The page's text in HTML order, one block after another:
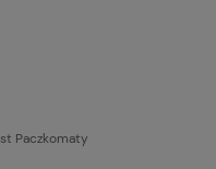
Paczkomaty